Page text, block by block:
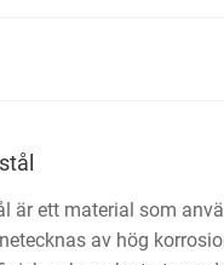
är ett material som
av hög